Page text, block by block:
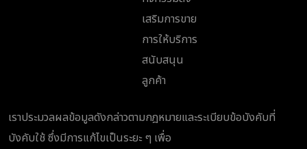
เสริมการขาย
การให้บริการ
สนับสนุน
ลูกค้า
เราประมวลผลข้อมูลดังกล่าวตามกฎหมายและระเบียบข้อบังคับที่
บังคับใช้ ซึ่งมีการแก้ไขเป็นระยะ ๆ เพื่อ